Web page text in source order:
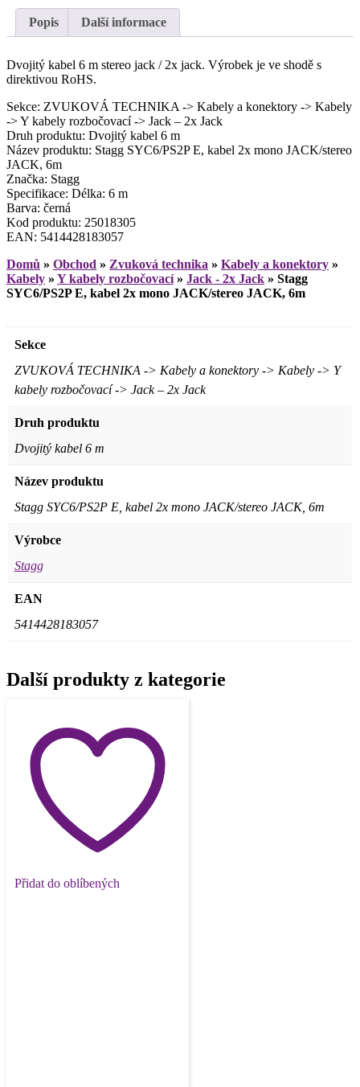
Popis Další informace
Dvojitý kabel 6 m stereo jack / 2x jack. Výrobek je ve shodě s
direktivou RoHS.
Sekce: ZVUKOVÁ TECHNIKA -> Kabely a konektory -> Kabely
-> Y kabely rozbočovací -> Jack – 2x Jack
Druh produktu: Dvojitý kabel 6 m
Název produktu: Stagg SYC6/PS2P E, kabel 2x mono JACK/stereo
JACK, 6m
Značka: Stagg
Specifikace: Délka: 6 m
Barva: černá
Kod produktu: 25018305
EAN: 5414428183057
Domů » Obchod » Zvuková technika » Kabely a konektory »
Kabely » Y kabely rozbočovací» Jack - 2x Jack » Stagg
SYC6/PS2P E, kabel 2x mono JACK/stereo JACK, 6m
Sekce
ZVUKOVÁ TECHNIKA -> Kabely a konektory -> Kabely -> Y
kabely rozbočovací -> Jack – 2x Jack
Druh produktu
Dvojitý kabel 6 m
Název produktu
Stagg SYC6/PS2P E, kabel 2x mono JACK/stereo JACK, 6m
Výrobce
Stagg
EAN
5414428183057
Další produkty z kategorie
Přidat do oblíbených